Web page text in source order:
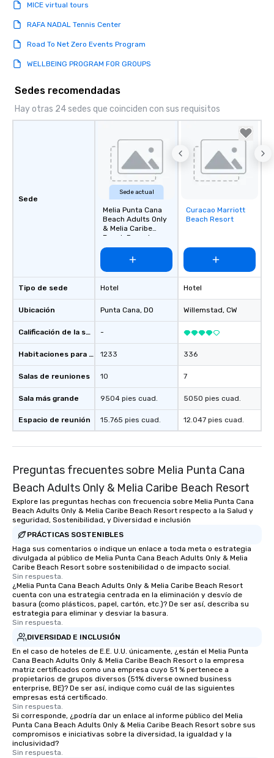
MICE virtual tours
RAFA NADAL Tennis Center
Road To Net Zero Events Program
WELLBEING PROGRAM FOR GROUPS
Sedes recomendadas
Hay otras 24 sedes que coinciden con sus requisitos
Sede
Tipo de sede
Ubicación
Calificación de la sede
Habitaciones para huéspedes
Salas de reuniones
Sala más grande
Espacio de reunión
Sede actual
Melia Punta Cana
Beach Adults Only
& Melia Caribe
Beach Resort
Hotel
Punta Cana, DO
-
1233
10
9504 pies cuad.
15.765 pies cuad.
Removed from
favorites
Curacao Marriott
Beach Resort
Hotel
Willemstad, CW
336
7
5050 pies cuad.
12.047 pies cuad.
Preguntas frecuentes sobre Melia Punta Cana
Beach Adults Only & Melia Caribe Beach Resort
Explore las preguntas hechas con frecuencia sobre Melia Punta Cana
Beach Adults Only & Melia Caribe Beach Resort respecto a la Salud y
seguridad, Sostenibilidad, y Diversidad e inclusión
PRÁCTICAS SOSTENIBLES
Haga sus comentarios o indique un enlace a toda meta o estrategia
divulgada al público de Melia Punta Cana Beach Adults Only & Melia
Caribe Beach Resort sobre sostenibilidad o de impacto social.
Sin respuesta.
¿Melia Punta Cana Beach Adults Only & Melia Caribe Beach Resort
cuenta con una estrategia centrada en la eliminación y desvío de
basura (como plásticos, papel, cartón, etc.)? De ser así, describa su
estrategia para eliminar y desviar la basura.
Sin respuesta.
DIVERSIDAD E INCLUSIÓN
En el caso de hoteles de E.E. U.U. únicamente, ¿están el Melia Punta
Cana Beach Adults Only & Melia Caribe Beach Resort o la empresa
matriz certificados como una empresa cuyo 51 % pertenece a
propietarios de grupos diversos (51% diverse owned business
enterprise, BE)? De ser así, indique como cuál de las siguientes
empresas está certificado.
Sin respuesta.
Si corresponde, ¿podría dar un enlace al informe público del Melia
Punta Cana Beach Adults Only & Melia Caribe Beach Resort sobre sus
compromisos e iniciativas sobre la diversidad, la igualdad y la
inclusividad?
Sin respuesta.